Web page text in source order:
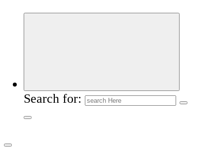
Search for: